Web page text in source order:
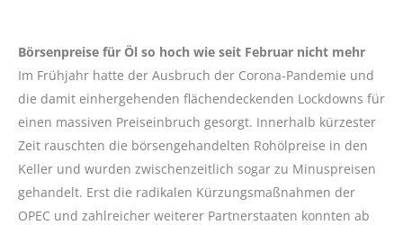
Börsenpreise für Öl so hoch wie seit Februar nicht mehr
Im Frühjahr hatte der Ausbruch der Corona-Pandemie und
die damit einhergehenden flächendeckenden Lockdowns für
einen massiven Preiseinbruch gesorgt. Innerhalb kürzester
Zeit rauschten die börsengehandelten Rohölpreise in den
Keller und wurden zwischenzeitlich sogar zu Minuspreisen
gehandelt. Erst die radikalen Kürzungsmaßnahmen der
OPEC und zahlreicher weiterer Partnerstaaten konnten ab